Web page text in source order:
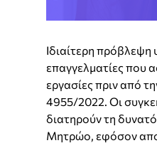
Ιδιαίτερη πρόβλεψη
επαγγελματίες που
εργασίες πριν από
4955/2022. Οι
διατηρούν τη
Μητρώο, εφόσον